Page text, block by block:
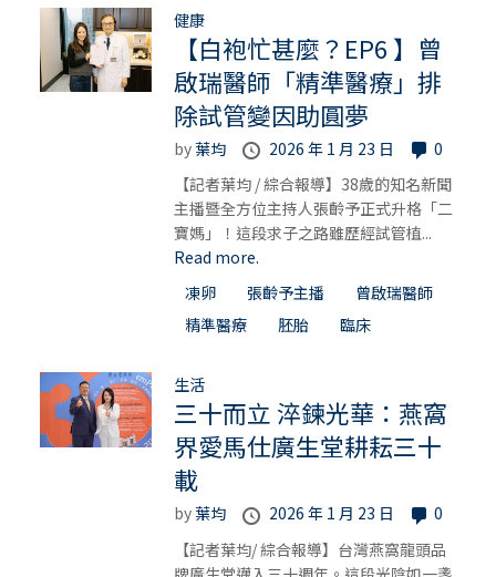
健康
【白袍忙甚麼？EP6 】曾
啟瑞醫師「精準醫療」排
除試管變因助圓夢
by葉均 2026 年 1 月 23 日
0
【記者葉均 / 綜合報導】38歲的知名新聞
主播暨全方位主持人張齡予正式升格「二
寶媽」！這段求子之路雖歷經試管植...
Read more.
凍卵
張齡予主播
曾啟瑞醫師
精準醫療
胚胎 臨床
生活
三十而立 淬鍊光華：燕窩
界愛馬仕廣生堂耕耘三十
載
by葉均 2026 年 1 月 23 日
0
【記者葉均/ 綜合報導】台灣燕窩龍頭品